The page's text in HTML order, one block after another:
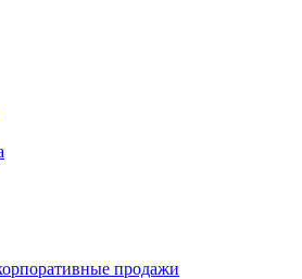
продажи